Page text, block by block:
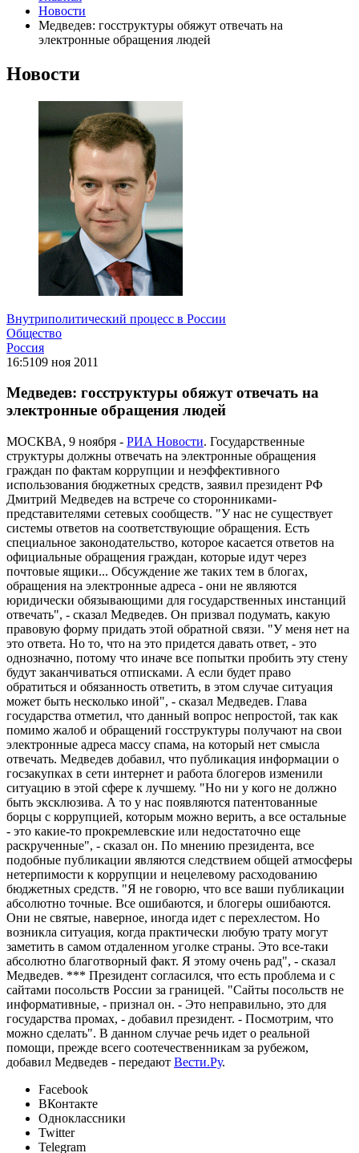
Новости
Медведев: госструктуры обяжут отвечать на
электронные обращения людей
Новости
Внутриполитический процесс в России
Общество
Россия
16:5109 ноя 2011
Медведев: госструктуры обяжут отвечать на
электронные обращения людей
МОСКВА, 9 ноября - РИА Новости. Государственные
структуры должны отвечать на электронные обращения
граждан по фактам коррупции и неэффективного
использования бюджетных средств, заявил президент РФ
Дмитрий Медведев на встрече со сторонниками-
представителями сетевых сообществ. "У нас не существует
системы ответов на соответствующие обращения. Есть
специальное законодательство, которое касается ответов на
официальные обращения граждан, которые идут через
почтовые ящики... Обсуждение же таких тем в блогах,
обращения на электронные адреса - они не являются
юридически обязывающими для государственных инстанций
отвечать", - сказал Медведев. Он призвал подумать, какую
правовую форму придать этой обратной связи. "У меня нет на
это ответа. Но то, что на это придется давать ответ, - это
однозначно, потому что иначе все попытки пробить эту стену
будут заканчиваться отписками. А если будет право
обратиться и обязанность ответить, в этом случае ситуация
может быть несколько иной", - сказал Медведев. Глава
государства отметил, что данный вопрос непростой, так как
помимо жалоб и обращений госструктуры получают на свои
электронные адреса массу спама, на который нет смысла
отвечать. Медведев добавил, что публикация информации о
госзакупках в сети интернет и работа блогеров изменили
ситуацию в этой сфере к лучшему. "Но ни у кого не должно
быть эксклюзива. А то у нас появляются патентованные
борцы с коррупцией, которым можно верить, а все остальные
- это какие-то прокремлевские или недостаточно еще
раскрученные", - сказал он. По мнению президента, все
подобные публикации являются следствием общей атмосферы
нетерпимости к коррупции и нецелевому расходованию
бюджетных средств. "Я не говорю, что все ваши публикации
абсолютно точные. Все ошибаются, и блогеры ошибаются.
Они не святые, наверное, иногда идет с перехлестом. Но
возникла ситуация, когда практически любую трату могут
заметить в самом отдаленном уголке страны. Это все-таки
абсолютно благотворный факт. Я этому очень рад", - сказал
Медведев. *** Президент согласился, что есть проблема и с
сайтами посольств России за границей. "Сайты посольств не
информативные, - признал он. - Это неправильно, это для
государства промах, - добавил президент. - Посмотрим, что
можно сделать". В данном случае речь идет о реальной
помощи, прежде всего соотечественникам за рубежом,
добавил Медведев - передают Вести.Ру.
Facebook
ВКонтакте
Одноклассники
Twitter
Telegram